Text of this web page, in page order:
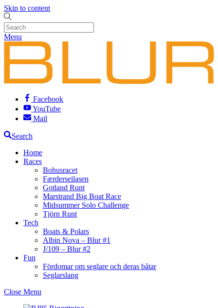
Skip to content
Menu
Facebook
YouTube
Mail
Search
Home
Races
Bohusracet
Færderseilasen
Gotland Runt
Marstrand Big Boat Race
Midsummer Solo Challenge
Tjörn Runt
Tech
Boats & Polars
Albin Nova – Blur #1
J/109 – Blur #2
Fun
Fördomar om seglare och deras båtar
Seglarslang
Close Menu